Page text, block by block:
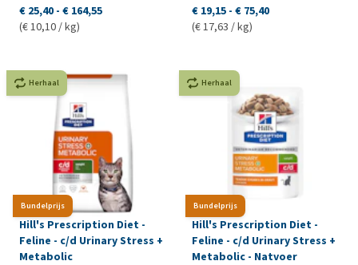
€ 25,40 - € 164,55
(€ 10,10 / kg)
€ 19,15 - € 75,40
(€ 17,63 / kg)
Bundelprijs
Herhaal
Hill's Prescription Diet -
Feline - c/d Urinary Stress +
Metabolic
Bundelprijs
Herhaal
Hill's Prescription Diet -
Feline - c/d Urinary Stress +
Metabolic - Natvoer